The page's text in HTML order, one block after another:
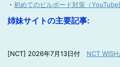
・ 初めてのビルボード対策（YouTube
姉妹サイトの主要記事:
[NCT] 2026年7月13日付 NCT WISH